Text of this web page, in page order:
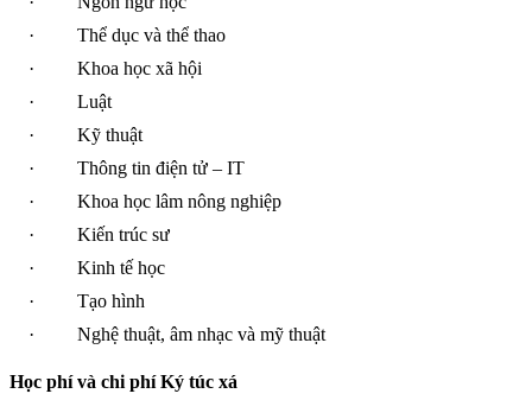
·
Thể dục và thể thao
·
Khoa học xã hội
·
Luật
·
Kỹ thuật
·
Thông tin điện tử – IT
·
Khoa học lâm nông nghiệp
·
Kiến trúc sư
·
Kinh tế học
·
Tạo hình
·
Nghệ thuật, âm nhạc và mỹ thuật
Học phí và chi phí Ký túc xá